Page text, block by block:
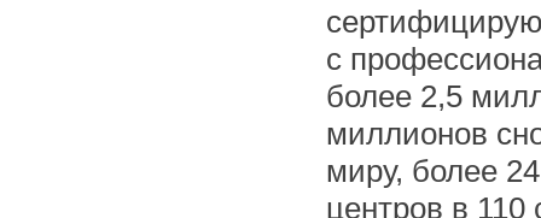
с
более 2,5
миллионов
миру, более
центров в